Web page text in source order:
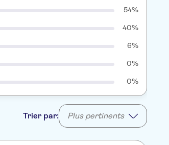
54%
40%
6%
0%
0%
Trier par: Plus pertinents